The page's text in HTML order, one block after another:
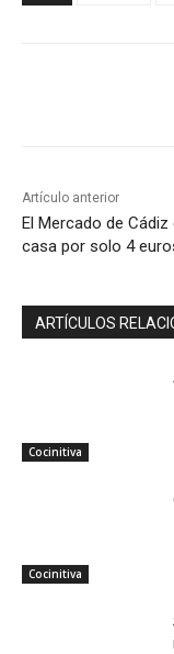
Artículo anterior
El Mercado de Cádiz
casa por solo 4
ARTÍCULOS
Cocinitiva
Cocinitiva